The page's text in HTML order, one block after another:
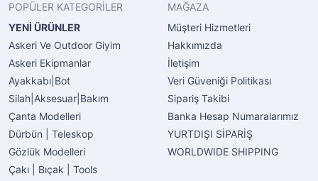
POPÜLER KATEGORİLER
YENİ ÜRÜNLER
Askeri Ve Outdoor Giyim
Askeri Ekipmanlar
Ayakkabı|Bot
Silah|Aksesuar|Bakım
Çanta Modelleri
Dürbün | Teleskop
Gözlük Modelleri
Çakı | Bıçak | Tools
MAĞAZA
Müşteri Hizmetleri
Hakkımızda
İletişim
Veri Güveniği Politikası
Sipariş Takibi
Banka Hesap Numaralarımız
YURTDIŞI SİPARİŞ
WORLDWIDE SHIPPING